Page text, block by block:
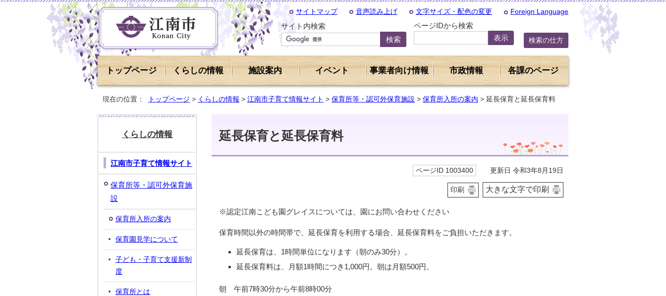
サイトマップ 音声読み上げ 文字サイズ・配色の変更 Foreign Language
サイト内検索 ページIDから検索
検索の仕方
トップページ くらしの情報 施設案内 イベント 事業者向け情報 市政情報 各課のページ
現在の位置： トップページ > くらしの情報 > 江南市子育て情報サイト > 保育所等・認可外保育施設 > 保育所入所の案内 > 延長保育と延長保育料
延長保育と延長保育料
ページID 1003400 更新日 令和3年8月19日
印刷 大きな文字で印刷
※認定江南こども園グレイスについては、園にお問い合わせください
保育時間以外の時間帯で、延長保育を利用する場合、延長保育料をご負担いただきます。
延長保育は、1時間単位になります（朝のみ30分）。
延長保育料は、月額1時間につき1,000円。朝は月額500円。
朝 午前7時30分から午前8時00分
くらしの情報
江南市子育て情報サイト
保育所等・認可外保育施
設
保育所入所の案内
保育園見学について
子ども・子育て支援新制
度
保育所とは